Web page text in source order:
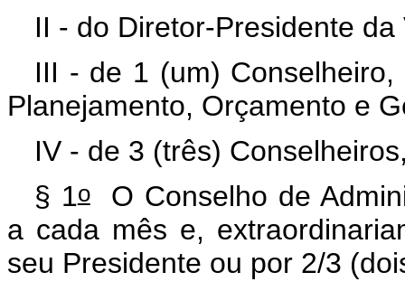
II - do Diretor-Presidente da
III - de 1 (um)
Planejamento, Orçamento e
IV - de 3 (três)
§ 1oO Conselho de
a cada mês e,
seu Presidente ou por 2/3